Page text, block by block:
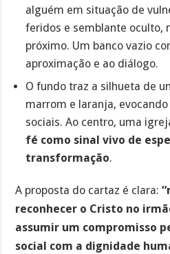
alguém em situação de
feridos e semblante oculto,
próximo. Um banco vazio
aproximação e ao diálogo.
O fundo traz a silhueta de
marrom e laranja,
sociais. Ao centro, uma
fé como sinal vivo de
transformação.
A proposta do cartaz é clara:
reconhecer o Cristo no
assumir um compromisso
social com a dignidade